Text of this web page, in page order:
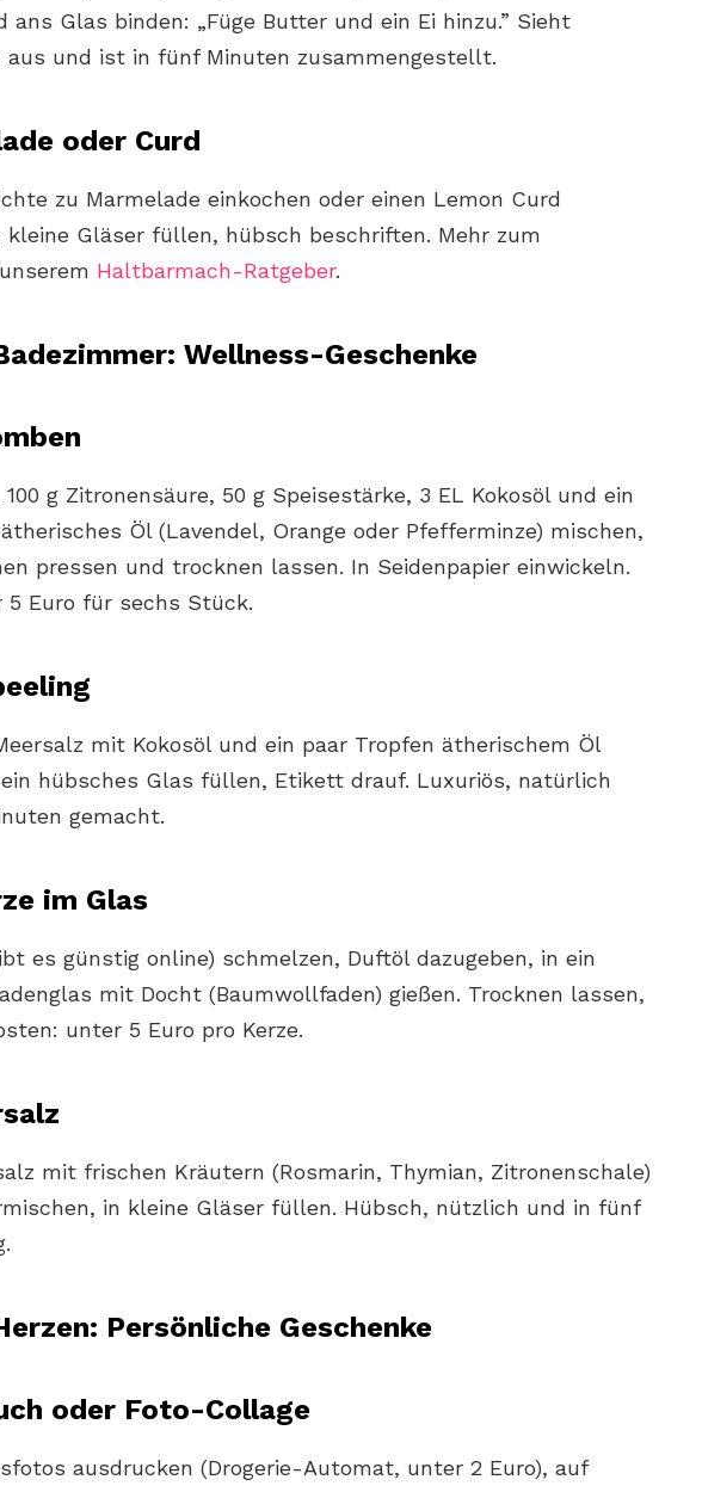
ans Glas binden: „Füge Butter und ein Ei hinzu.” Sieht
aus und ist in fünf Minuten zusammengestellt.
oder Curd
zu Marmelade einkochen oder einen Lemon Curd
kleine Gläser füllen, hübsch beschriften. Mehr zum
Haltbarmach-Ratgeber.
Wellness-Geschenke
g Zitronensäure, 50 g Speisestärke, 3 EL Kokosöl und ein
Öl (Lavendel, Orange oder Pfefferminze) mischen,
pressen und trocknen lassen. In Seidenpapier einwickeln.
5 Euro für sechs Stück.
mit Kokosöl und ein paar Tropfen ätherischem Öl
hübsches Glas füllen, Etikett drauf. Luxuriös, natürlich
gemacht.
im Glas
es günstig online) schmelzen, Duftöl dazugeben, in ein
mit Docht (Baumwollfaden) gießen. Trocknen lassen,
unter 5 Euro pro Kerze.
mit frischen Kräutern (Rosmarin, Thymian, Zitronenschale)
in kleine Gläser füllen. Hübsch, nützlich und in fünf
Persönliche Geschenke
oder Foto-Collage
ausdrucken (Drogerie-Automat, unter 2 Euro), auf